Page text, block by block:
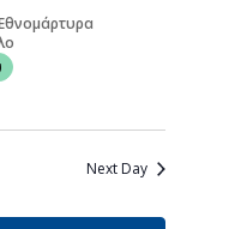
Next Day